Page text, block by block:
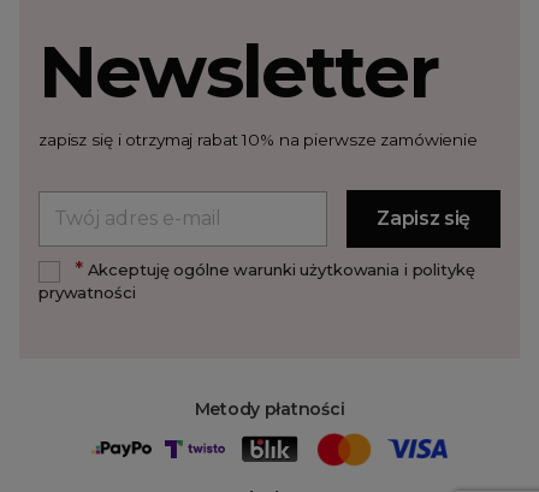
Metody płatności
Newsletter
zapisz się i otrzymaj rabat 10% na pierwsze zamówienie
*Akceptuję ogólne warunki użytkowania i politykę
prywatności